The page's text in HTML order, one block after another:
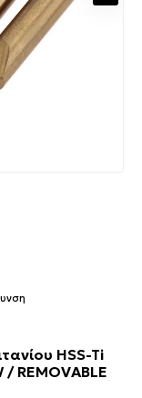
HSS-Ti
/ REMOVABLE